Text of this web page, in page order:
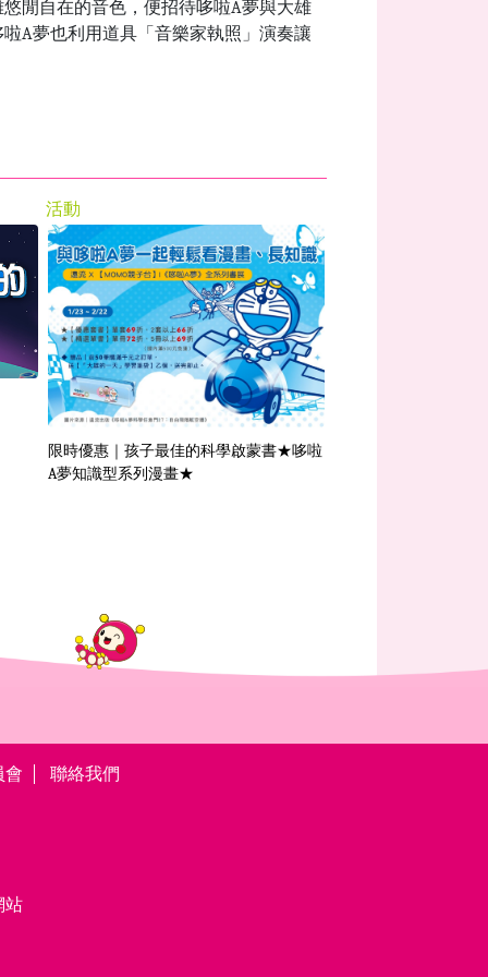
閒自在的音色，便招待哆啦A夢與大雄
啦A夢也利用道具「音樂家執照」演奏讓
活動
限時優惠｜孩子最佳的科學啟蒙書★哆啦
A夢知識型系列漫畫★
會 聯絡我們
站